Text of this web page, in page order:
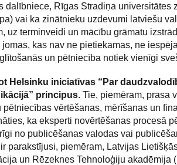
dalībniece, Rīgas Stradiņa universitātes
vai ka zinātnieku uzdevumi latviešu
uz terminveidi un mācību grāmatu
kas nav ne pietiekamas, ne
un pētniecība notiek vienīgi
Helsinku iniciatīvas “Par
principus. Tie, piemēram, prasa
vērtēšanas, mērīšanas un
ka eksperti novērtēšanas procesā
no publicēšanas valodas vai
parakstījusi, piemēram, Latvijas
un Rēzeknes Tehnoloģiju akadēmija